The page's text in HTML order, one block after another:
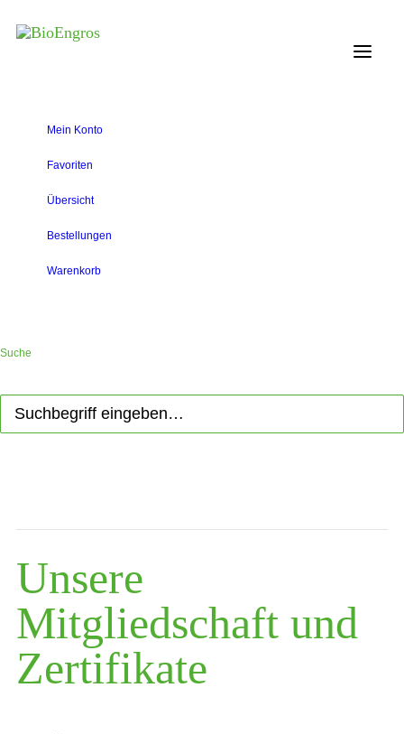
Mein Konto
Favoriten
Übersicht
Bestellungen
Warenkorb
Suche
Unsere
Mitgliedschaft und
Zertifikate